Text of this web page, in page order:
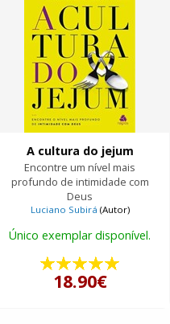
A cultura do jejum
Encontre um nível mais
profundo de intimidade com
Deus
Luciano Subirá (Autor)
Único exemplar disponível.
18.90€